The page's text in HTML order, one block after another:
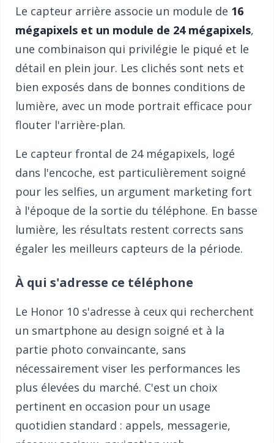
Le capteur arrière associe un module de 16
mégapixels et un module de 24 mégapixels,
une combinaison qui privilégie le piqué et le
détail en plein jour. Les clichés sont nets et
bien exposés dans de bonnes conditions de
lumière, avec un mode portrait efficace pour
flouter l'arrière-plan.
Le capteur frontal de 24 mégapixels, logé
dans l'encoche, est particulièrement soigné
pour les selfies, un argument marketing fort
à l'époque de la sortie du téléphone. En basse
lumière, les résultats restent corrects sans
égaler les meilleurs capteurs de la période.
À qui s'adresse ce téléphone
Le Honor 10 s'adresse à ceux qui recherchent
un smartphone au design soigné et à la
partie photo convaincante, sans
nécessairement viser les performances les
plus élevées du marché. C'est un choix
pertinent en occasion pour un usage
quotidien standard : appels, messagerie,